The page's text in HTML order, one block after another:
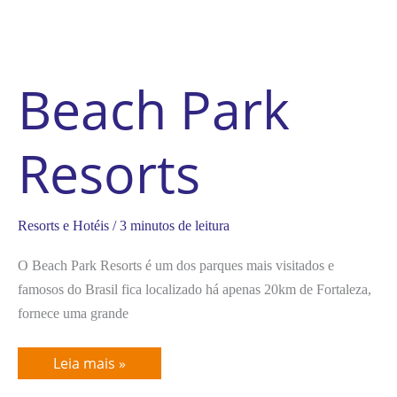
Beach Park
Resorts
Resorts e Hotéis /3 minutos de leitura
O Beach Park Resorts é um dos parques mais visitados e
famosos do Brasil fica localizado há apenas 20km de Fortaleza,
fornece uma grande
Leia mais »